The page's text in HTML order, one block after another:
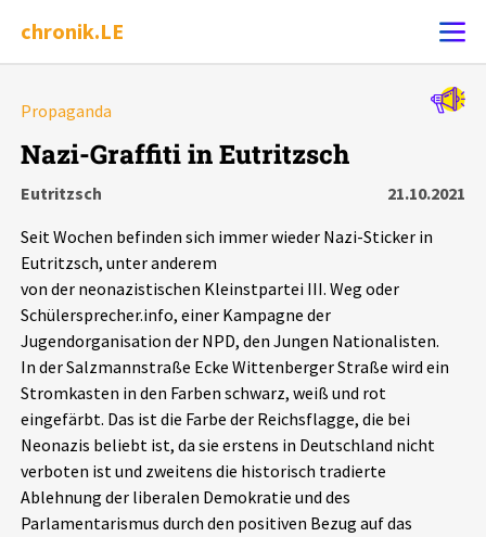
chronik.LE
Chronik
Dossiers
Leipziger Zustände
Schlaglichter
Phänomene
Aktuelles
Propaganda
Nazi-Graffiti in Eutritzsch
Eutritzsch
21.10.2021
Seit Wochen befinden sich immer wieder Nazi-Sticker in
Eutritzsch, unter anderem
von der neonazistischen Kleinstpartei III. Weg oder
Schülersprecher.info, einer Kampagne der
Jugendorganisation der NPD, den Jungen Nationalisten.
In der Salzmannstraße Ecke Wittenberger Straße wird ein
Stromkasten in den Farben schwarz, weiß und rot
eingefärbt. Das ist die Farbe der Reichsflagge, die bei
Neonazis beliebt ist, da sie erstens in Deutschland nicht
verboten ist und zweitens die historisch tradierte
Ablehnung der liberalen Demokratie und des
Parlamentarismus durch den positiven Bezug auf das
Alle Ereignisse
Ereignisse
Ereignisse